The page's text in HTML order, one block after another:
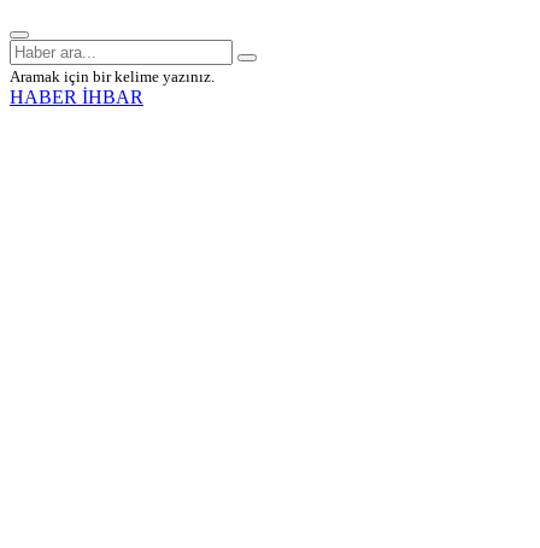
Aramak için bir kelime yazınız.
HABER İHBAR